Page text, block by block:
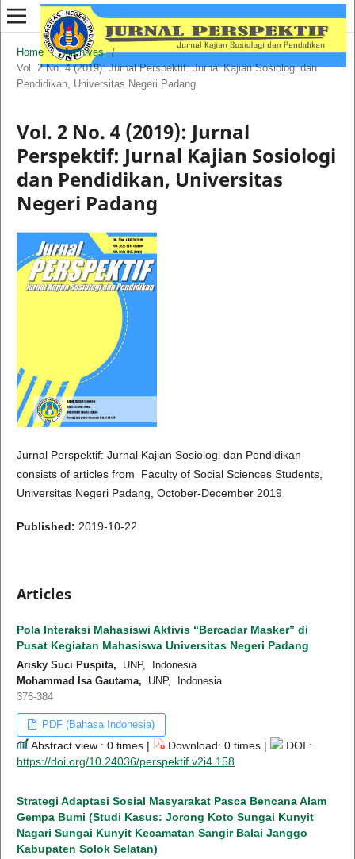
Home / Archives
/
Vol. 2 No. 4 (2019): Jurnal Perspektif: Jurnal Kajian Sosiologi dan
Pendidikan, Universitas Negeri Padang
Vol. 2 No. 4 (2019): Jurnal
Perspektif: Jurnal Kajian Sosiologi
dan Pendidikan, Universitas
Negeri Padang
Jurnal Perspektif: Jurnal Kajian Sosiologi dan Pendidikan
consists of articles from Faculty of Social Sciences Students,
Universitas Negeri Padang, October-December 2019
Published: 2019-10-22
Articles
Pola Interaksi Mahasiswi Aktivis “Bercadar Masker” di
Pusat Kegiatan Mahasiswa Universitas Negeri Padang
Arisky Suci Puspita, UNP, Indonesia
Mohammad Isa Gautama, UNP, Indonesia
376-384
PDF (Bahasa Indonesia)
Abstract view : 0 times | Download: 0 times |
DOI :
https://doi.org/10.24036/perspektif.v2i4.158
Strategi Adaptasi Sosial Masyarakat Pasca Bencana Alam
Gempa Bumi (Studi Kasus: Jorong Koto Sungai Kunyit
Nagari Sungai Kunyit Kecamatan Sangir Balai Janggo
Kabupaten Solok Selatan)